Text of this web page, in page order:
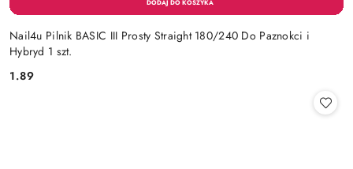
Nail4u Pilnik BASIC III Prosty Straight 180/240 Do Paznokci i
Hybryd 1 szt.
Cena:
1.89